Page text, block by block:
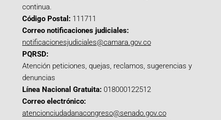
continua.
Código Postal: 111711
Correo notificaciones judiciales:
notificacionesjudiciales@camara.gov.co
PQRSD:
Atención peticiones, quejas, reclamos, sugerencias y
denuncias
Línea Nacional Gratuita: 018000122512
Correo electrónico:
atencionciudadanacongreso@senado.gov.co